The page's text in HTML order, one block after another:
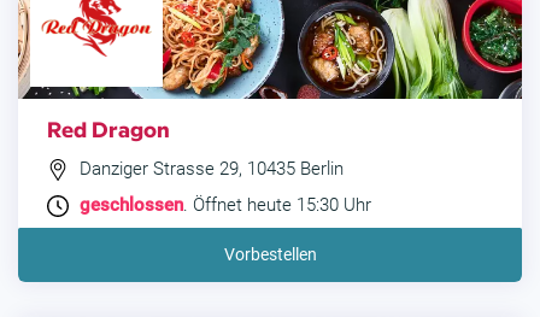
Red Dragon
Danziger Strasse 29, 10435 Berlin
geschlossen. Öffnet heute 15:30 Uhr
Vorbestellen